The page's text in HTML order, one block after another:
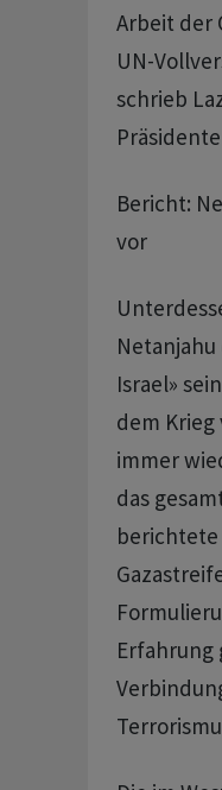
Arbeit der
UN-
schrieb
Bericht:
vor
Israel»
dem Krieg
immer
das
berichtete
Erfahrung